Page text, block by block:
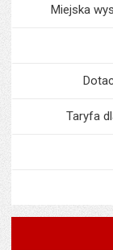
Miejska
Taryfa